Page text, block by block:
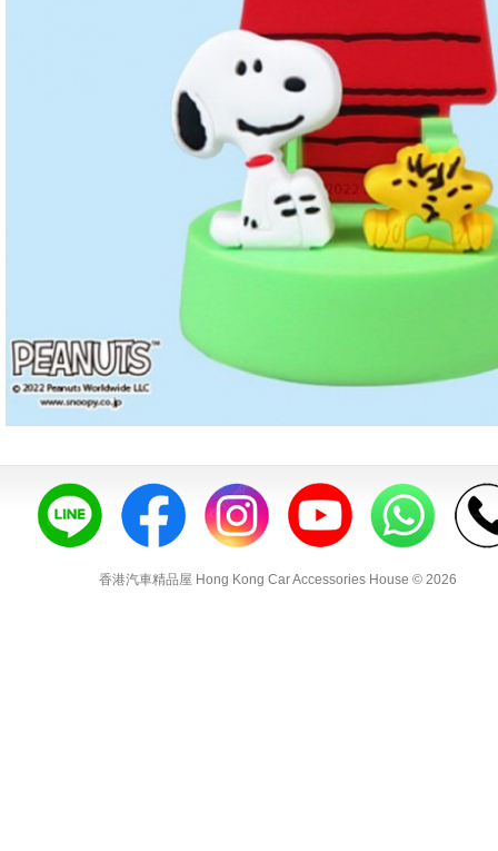
香港汽車精品屋 Hong Kong Car Accessories House © 2026